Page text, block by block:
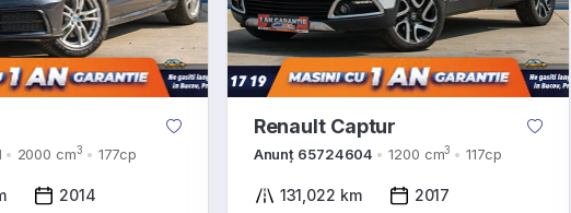
2000 cm3 177cp
2014
Renault Captur
Anunț 65724604 1200 cm3 117cp
131,022 km 2017